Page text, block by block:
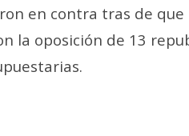
en contra tras de que
la oposición de 13